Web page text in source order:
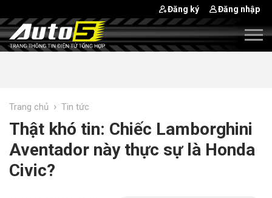
Đăng ký Đăng nhập
Trang chủ › Tin tức
Thật khó tin: Chiếc Lamborghini
Aventador này thực sự là Honda
Civic?